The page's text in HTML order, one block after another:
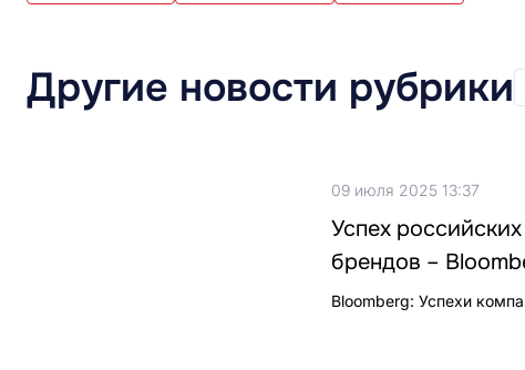
Другие новости рубрики
09 июля 2025 13:37
Успех
брендов –
Bloomberg: Успехи